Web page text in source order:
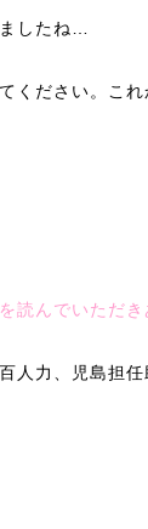
したね…
ください。こ
読んでいただき
人力、児島担任